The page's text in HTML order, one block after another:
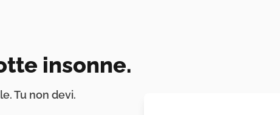
insonne.
Tu non devi.